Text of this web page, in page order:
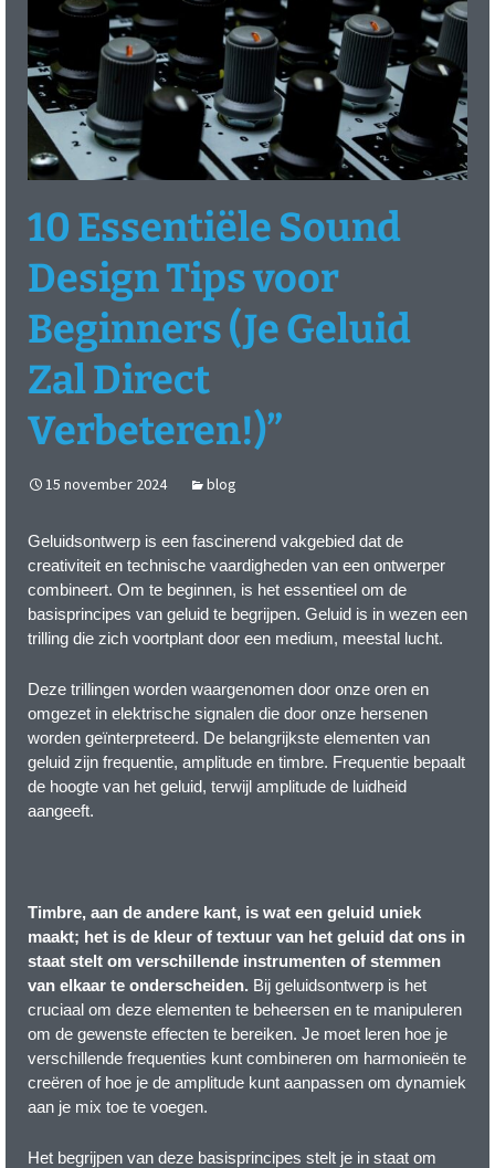
10 Essentiële Sound
Design Tips voor
Beginners (Je Geluid
Zal Direct
Verbeteren!)”
15 november 2024 blog
Geluidsontwerp is een fascinerend vakgebied dat de
creativiteit en technische vaardigheden van een ontwerper
combineert. Om te beginnen, is het essentieel om de
basisprincipes van geluid te begrijpen. Geluid is in wezen een
trilling die zich voortplant door een medium, meestal lucht.
Deze trillingen worden waargenomen door onze oren en
omgezet in elektrische signalen die door onze hersenen
worden geïnterpreteerd. De belangrijkste elementen van
geluid zijn frequentie, amplitude en timbre. Frequentie bepaalt
de hoogte van het geluid, terwijl amplitude de luidheid
aangeeft.
Timbre, aan de andere kant, is wat een geluid uniek
maakt; het is de kleur of textuur van het geluid dat ons in
staat stelt om verschillende instrumenten of stemmen
van elkaar te onderscheiden. Bij geluidsontwerp is het
cruciaal om deze elementen te beheersen en te manipuleren
om de gewenste effecten te bereiken. Je moet leren hoe je
verschillende frequenties kunt combineren om harmonieën te
creëren of hoe je de amplitude kunt aanpassen om dynamiek
aan je mix toe te voegen.
Het begrijpen van deze basisprincipes stelt je in staat om